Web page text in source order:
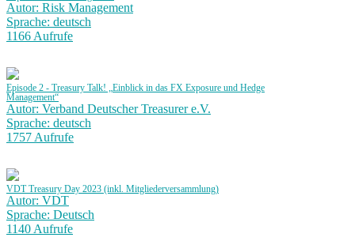
Autor: Risk Management
Sprache: deutsch
1166 Aufrufe
Episode 2 - Treasury Talk! „Einblick in das FX Exposure und Hedge
Management“
Autor: Verband Deutscher Treasurer e.V.
Sprache: deutsch
1757 Aufrufe
VDT Treasury Day 2023 (inkl. Mitgliederversammlung)
Autor: VDT
Sprache: Deutsch
1140 Aufrufe